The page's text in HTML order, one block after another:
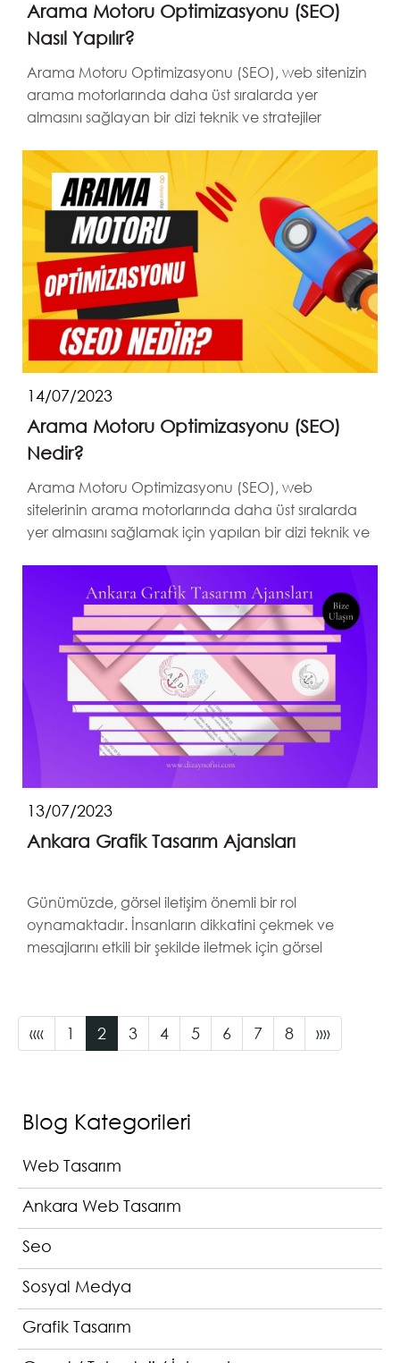
Arama Motoru Optimizasyonu (SEO)
Nasıl Yapılır?
Arama Motoru Optimizasyonu (SEO), web sitenizin
arama motorlarında daha üst sıralarda yer
almasını sağlayan bir dizi teknik ve stratejiler
14/07/2023
Arama Motoru Optimizasyonu (SEO)
Nedir?
Arama Motoru Optimizasyonu (SEO), web
sitelerinin arama motorlarında daha üst sıralarda
yer almasını sağlamak için yapılan bir dizi teknik ve
13/07/2023
Ankara Grafik Tasarım Ajansları
Günümüzde, görsel iletişim önemli bir rol
oynamaktadır. İnsanların dikkatini çekmek ve
mesajlarını etkili bir şekilde iletmek için görsel
«« 1 2 3 4 5 6 7 8 »»
Blog Kategorileri
Web Tasarım
Ankara Web Tasarım
Seo
Sosyal Medya
Grafik Tasarım